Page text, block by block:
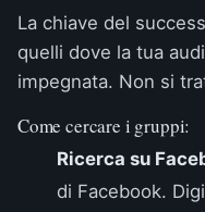
La chiave del
quelli dove la tua
impegnata. Non si
Come cercare i gruppi:
Ricerca su
di Facebook.